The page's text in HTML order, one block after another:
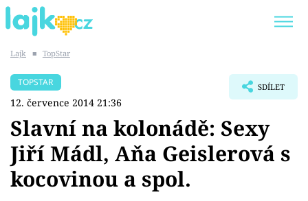
SHOPAHOLICADEL
Témata
Lajk ■ TopStar
TOPSTAR
12. července 2014 21:36
SDÍLET
Slavní na kolonádě: Sexy
Jiří Mádl, Aňa Geislerová s
kocovinou a spol.